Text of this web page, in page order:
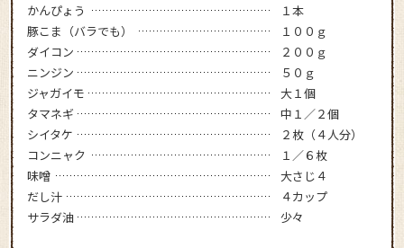
かんぴょう
１本
豚こま（バラでも）
１００ｇ
ダイコン
２００ｇ
ニンジン
５０ｇ
ジャガイモ
大１個
タマネギ
中１／２個
シイタケ
２枚（４人分）
コンニャク
１／６枚
味噌
大さじ４
だし汁
４カップ
サラダ油
少々